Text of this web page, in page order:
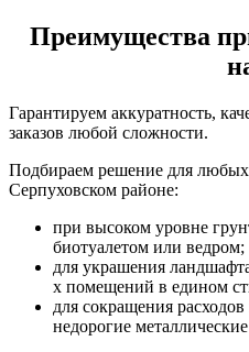
Преимущества
Гарантируем аккуратность,
заказов любой сложности.
Подбираем решение для
Серпуховском районе:
при высоком уровне
биотуалетом или ведром;
для украшения
х помещений в едином
для сокращения
недорогие